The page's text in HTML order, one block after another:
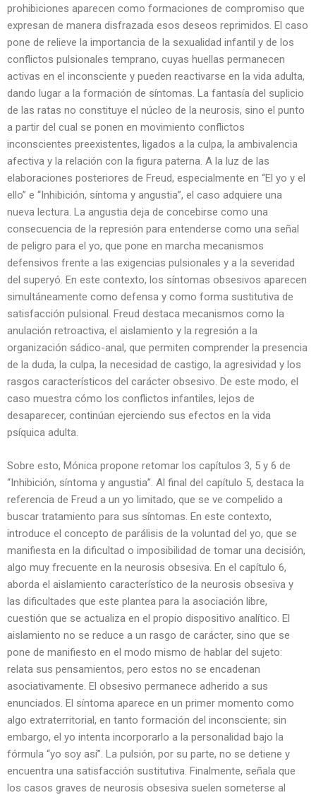
prohibiciones aparecen como formaciones de compromiso que
expresan de manera disfrazada esos deseos reprimidos. El caso
pone de relieve la importancia de la sexualidad infantil y de los
conflictos pulsionales temprano, cuyas huellas permanecen
activas en el inconsciente y pueden reactivarse en la vida adulta,
dando lugar a la formación de síntomas. La fantasía del suplicio
de las ratas no constituye el núcleo de la neurosis, sino el punto
a partir del cual se ponen en movimiento conflictos
inconscientes preexistentes, ligados a la culpa, la ambivalencia
afectiva y la relación con la figura paterna. A la luz de las
elaboraciones posteriores de Freud, especialmente en “El yo y el
ello” e “Inhibición, síntoma y angustia”, el caso adquiere una
nueva lectura. La angustia deja de concebirse como una
consecuencia de la represión para entenderse como una señal
de peligro para el yo, que pone en marcha mecanismos
defensivos frente a las exigencias pulsionales y a la severidad
del superyó. En este contexto, los síntomas obsesivos aparecen
simultáneamente como defensa y como forma sustitutiva de
satisfacción pulsional. Freud destaca mecanismos como la
anulación retroactiva, el aislamiento y la regresión a la
organización sádico-anal, que permiten comprender la presencia
de la duda, la culpa, la necesidad de castigo, la agresividad y los
rasgos característicos del carácter obsesivo. De este modo, el
caso muestra cómo los conflictos infantiles, lejos de
desaparecer, continúan ejerciendo sus efectos en la vida
psíquica adulta.
Sobre esto, Mónica propone retomar los capítulos 3, 5 y 6 de
“Inhibición, síntoma y angustia”. Al final del capítulo 5, destaca la
referencia de Freud a un yo limitado, que se ve compelido a
buscar tratamiento para sus síntomas. En este contexto,
introduce el concepto de parálisis de la voluntad del yo, que se
manifiesta en la dificultad o imposibilidad de tomar una decisión,
algo muy frecuente en la neurosis obsesiva. En el capítulo 6,
aborda el aislamiento característico de la neurosis obsesiva y
las dificultades que este plantea para la asociación libre,
cuestión que se actualiza en el propio dispositivo analítico. El
aislamiento no se reduce a un rasgo de carácter, sino que se
pone de manifiesto en el modo mismo de hablar del sujeto:
relata sus pensamientos, pero estos no se encadenan
asociativamente. El obsesivo permanece adherido a sus
enunciados. El síntoma aparece en un primer momento como
algo extraterritorial, en tanto formación del inconsciente; sin
embargo, el yo intenta incorporarlo a la personalidad bajo la
fórmula “yo soy así”. La pulsión, por su parte, no se detiene y
encuentra una satisfacción sustitutiva. Finalmente, señala que
los casos graves de neurosis obsesiva suelen someterse al